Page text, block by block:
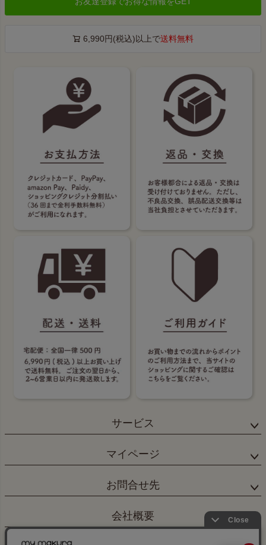
6,990円(税込)以上で送料無料
サービス
マイページ
お問合せ先
会社概要